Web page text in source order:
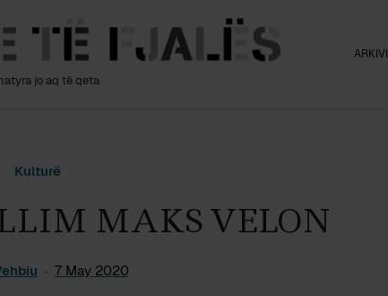
jo aq të qeta
ARKIVI
Kulturë
MAKS VELON
7 May 2020